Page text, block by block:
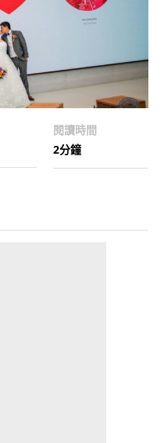
閱讀時間
2分鐘